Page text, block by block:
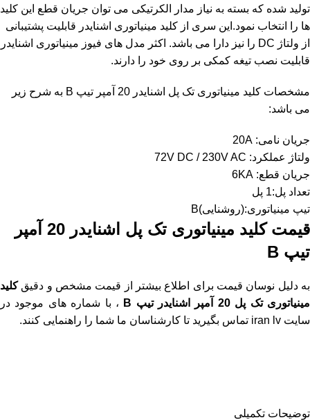
تولید شده که بسته به نیاز مدار الکرتیکی می توان جریان قطع این کلید
ها را انتخاب نمود.این سری از کلید مینیاتوری اشنایدر قابلیت پشتیبانی
از ولتاژ DC را نیز دارا می باشد. اکثر مدل های فیوز مینیاتوری اشنایدر
قابلیت نصب تیغه کمکی بر روی خود را دارند.
مشخصات کلید مینیاتوری تک پل اشنایدر 20 آمپر تیپ B به شرح زیر
می باشد:
جریان نامی: 20A
ولتاژ عملکرد: 72V DC / 230V AC
جریان قطع: 6KA
تعداد پل:1 پل
تیپ مینیاتوری:(روشنایی)B
قیمت کلید مینیاتوری تک پل اشنایدر 20 آمپر
تیپ B
به دلیل نوسان قیمت برای اطلاع بیشتر از قیمت مشخص و دقیقکلید
مینیاتوری تک پل 20 آمپر اشنایدر تیپ B
، با شماره های موجود در
سایت iran lv
تماس بگیرید تا کارشناسان ما شما را راهنمایی کنند.
توضیحات تکمیلی